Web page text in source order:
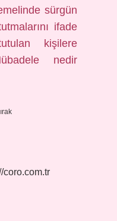
sürgün
ifade
kişilere
nedir
coro.com.tr